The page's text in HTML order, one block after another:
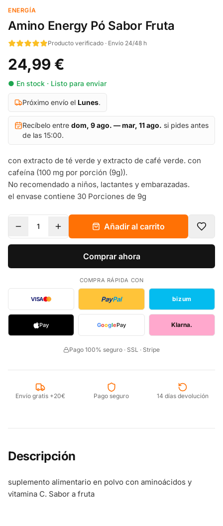
ENERGÍA
Amino Energy Pó Sabor Fruta
Producto verificado · Envío 24/48 h
24,99 €
● En stock · Listo para enviar
Próximo envío el Lunes.
Recíbelo entre dom, 9 ago. — mar, 11 ago. si pides antes
de las 15:00.
con extracto de té verde y extracto de café verde. con
cafeína (100 mg por porción (9g)).
No recomendado a niños, lactantes y embarazadas.
el envase contiene 30 Porciones de 9g
1 Añadir al carrito
Comprar ahora
COMPRA RÁPIDA CON
VISA PayPal bizum
Pay GooglePay Klarna.
Pago 100% seguro · SSL · Stripe
Envío gratis +20€ Pago seguro 14 días devolución
Descripción
suplemento alimentario en polvo con aminoácidos y
vitamina C. Sabor a fruta